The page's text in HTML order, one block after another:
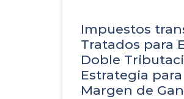
Impuestos
Tratados para
Doble
Estrategia
Margen de